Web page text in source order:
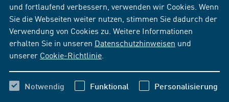
und fortlaufend verbessern, verwenden wir Cookies. Wenn
Sie die Webseiten weiter nutzen, stimmen Sie dadurch der
Verwendung von Cookies zu. Weitere Informationen
erhalten Sie in unseren Datenschutzhinweisen und
unserer Cookie-Richtlinie
Notwendig Funktional Personalisierung